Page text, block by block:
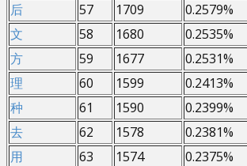
后
57 1709 0.2579%
文
58 1680 0.2535%
方
59 1677 0.2531%
理
60 1599 0.2413%
种
61 1590 0.2399%
去
62 1578 0.2381%
用
63 1574 0.2375%